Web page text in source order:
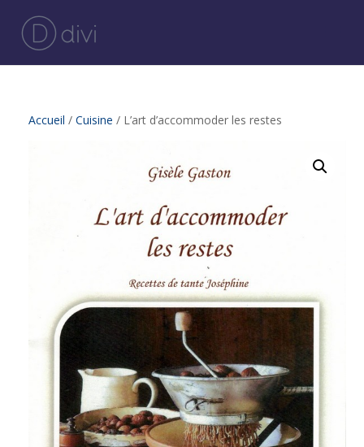
Accueil / Cuisine / L’art d’accommoder les restes